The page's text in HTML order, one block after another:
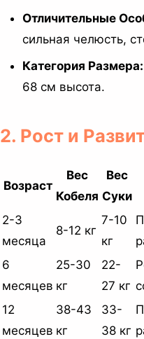
Отличительные
сильная челюсть,
Категория Размера:
68 см высота.
2. Рост и
Возраст
Вес
Кобеля
Вес
Суки
2-3
месяца
8-12 кг
7-10
кг
6
месяцев
25-30
кг
22-
27 кг
12
месяцев
38-43
кг
33-
38 кг